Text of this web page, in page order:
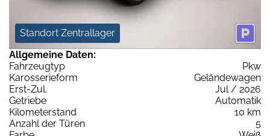
Standort Zentrallager
Allgemeine Daten:
Fahrzeugtyp
Pkw
Karosserieform
Geländewagen
Erst-Zul.
Jul / 2026
Getriebe
Automatik
Kilometerstand
10 km
Anzahl der Türen
5